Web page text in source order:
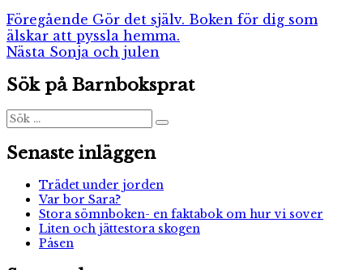
Inläggsnavigering
Föregående Föregående
inlägg:
Gör det själv. Boken för dig som
älskar att pyssla hemma.
Nästa Nästa
Sonja och julen
Sök på Barnboksprat
Sök
efter:
Sök
Senaste inläggen
Trädet under jorden
Var bor Sara?
Stora sömnboken- en faktabok om hur vi sover
Liten och jättestora skogen
Påsen